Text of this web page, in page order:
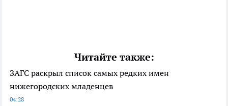
Читайте также:
ЗАГС раскрыл список самых редких имен
нижегородских младенцев
04:28